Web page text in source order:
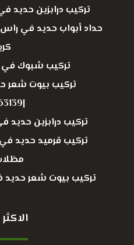
تركيب درابزين حديد في
تركيب شبوك في دبي
تركيب بيوت شعر
|0503163139|
تركيب درابزين حديد في
تركيب بيوت شعر حديد في